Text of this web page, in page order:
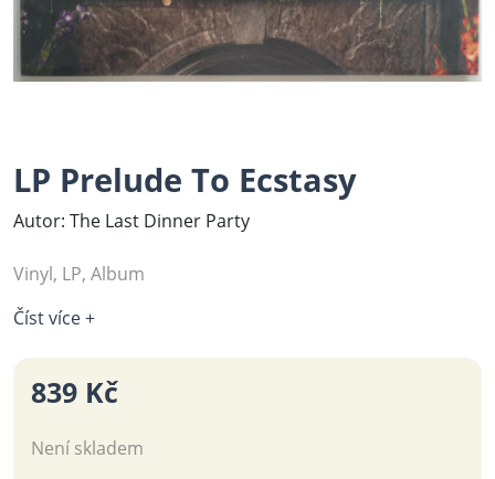
LP Prelude To Ecstasy
Autor: The Last Dinner Party
Vinyl, LP, Album
Číst více +
839 Kč
Není skladem